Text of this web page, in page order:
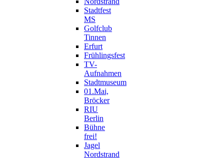
Stadtfest
MS
Golfclub
Tinnen
Erfurt
Frühlingsfest
TV-
Aufnahmen
Stadtmuseum
01.Mai,
Bröcker
RIU
Berlin
Bühne
frei!
Jagel
Nordstrand